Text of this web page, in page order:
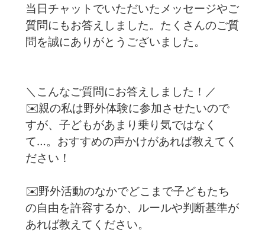
当日チャットでいただいたメッセージやご
質問にもお答えしました。たくさんのご質
問を誠にありがとうございました。
＼こんなご質問にお答えしました！／
✉️親の私は野外体験に参加させたいので
すが、子どもがあまり乗り気ではなく
て…。おすすめの声かけがあれば教えてく
ださい！
✉️野外活動のなかでどこまで子どもたち
の自由を許容するか、ルールや判断基準が
あれば教えてください。